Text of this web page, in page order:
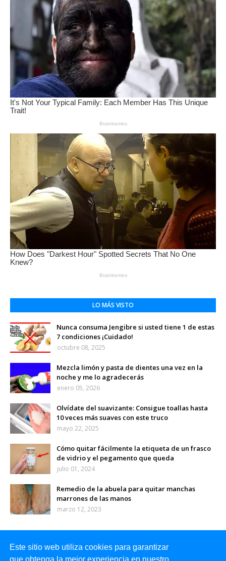
Este sitio web utiliza cookies para garantizar
que obtenga la mejor experiencia en nuestro
LO MÁS VISTO
Nunca consuma Jengibre si usted tiene 1 de estas
7 condiciones ¡Cuidado!
octubre 08, 2025
Mezcla limón y pasta de dientes una vez en la
noche y me lo agradecerás
enero 05, 2026
Olvídate del suavizante: Consigue toallas hasta
10 veces más suaves con este truco
mayo 22, 2025
Cómo quitar fácilmente la etiqueta de un frasco
de vidrio y el pegamento que queda
julio 01, 2024
Remedio de la abuela para quitar manchas
marrones de las manos
marzo 12, 2023